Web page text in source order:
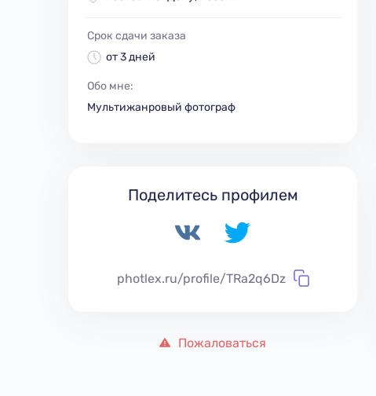
Обо мне:
Мультижанровый фотограф
Срок сдачи заказа
от 3 дней
Поделитесь профилем
photlex.ru/profile/TRa2q6Dz
Пожаловаться